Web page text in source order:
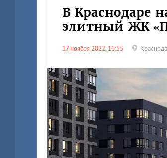
В Краснодаре
элитный ЖК
17 ноября 2022, 16:55